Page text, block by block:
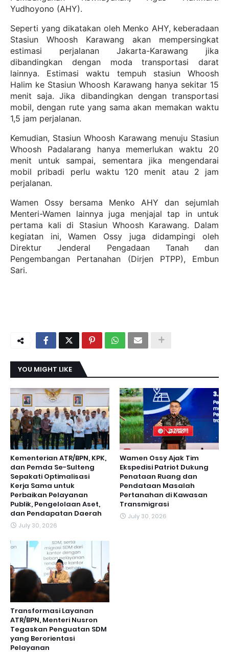
Yudhoyono (AHY).
Seperti yang dikatakan oleh Menko AHY, keberadaan
Stasiun Whoosh Karawang akan mempersingkat
estimasi perjalanan Jakarta-Karawang jika
dibandingkan dengan moda transportasi darat
lainnya. Estimasi waktu tempuh stasiun Whoosh
Halim ke Stasiun Whoosh Karawang hanya sekitar 15
menit saja. Jika dibandingkan dengan transportasi
mobil, dengan rute yang sama akan memakan waktu
1,5 jam perjalanan.
Kemudian, Stasiun Whoosh Karawang menuju Stasiun
Whoosh Padalarang hanya memerlukan waktu 20
menit untuk sampai, sementara jika mengendarai
mobil pribadi perlu waktu 120 menit atau 2 jam
perjalanan.
Wamen Ossy bersama Menko AHY dan sejumlah
Menteri-Wamen lainnya juga menjajal tap in untuk
pertama kali di Stasiun Whoosh Karawang. Dalam
kegiatan ini, Wamen Ossy juga didampingi oleh
Direktur Jenderal Pengadaan Tanah dan
Pengembangan Pertanahan (Dirjen PTPP), Embun
Sari.
YOU MIGHT LIKE
Kementerian ATR/BPN, KPK,
dan Pemda Se-Sulteng
Sepakati Optimalisasi
Kerja Sama untuk
Perbaikan Pelayanan
Publik, Pengelolaan Aset,
dan Pendapatan Daerah
July 30, 2026
Wamen Ossy Ajak Tim
Ekspedisi Patriot Dukung
Penataan Ruang dan
Pendataan Masalah
Pertanahan di Kawasan
Transmigrasi
July 30, 2026
Transformasi Layanan
ATR/BPN, Menteri Nusron
Tegaskan Penguatan SDM
yang Berorientasi
Pelayanan